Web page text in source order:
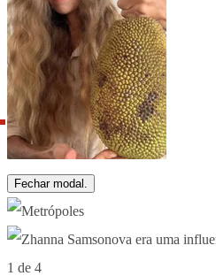
Fechar modal.
1 de 4